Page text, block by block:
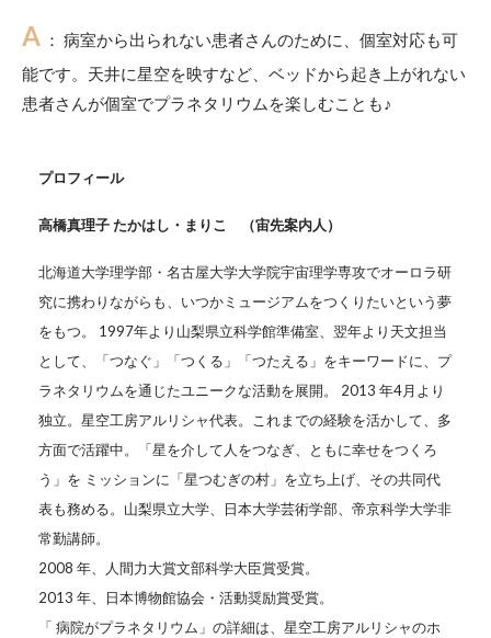
A ： 病室から出られない患者さんのために、個室対応も可
能です。天井に星空を映すなど、ベッドから起き上がれない
患者さんが個室でプラネタリウムを楽しむことも♪
プロフィール
高橋真理子 たかはし・まりこ （宙先案内人）
北海道大学理学部・名古屋大学大学院宇宙理学専攻でオーロラ研
究に携わりながらも、いつかミュージアムをつくりたいという夢
をもつ。 1997年より山梨県立科学館準備室、翌年より天文担当
として、「つなぐ」「つくる」「つたえる」をキーワードに、プ
ラネタリウムを通じたユニークな活動を展開。 2013 年4月より
独立。星空工房アルリシャ代表。これまでの経験を活かして、多
方面で活躍中。「星を介して人をつなぎ、ともに幸せをつくろ
う」を ミッションに「星つむぎの村」を立ち上げ、その共同代
表も務める。山梨県立大学、日本大学芸術学部、帝京科学大学非
常勤講師。
2008 年、人間力大賞文部科学大臣賞受賞。
2013 年、日本博物館協会・活動奨励賞受賞。
「 病院がプラネタリウム」の詳細は、星空工房アルリシャのホ